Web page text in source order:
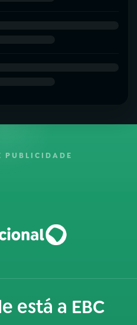
PUBLICIDADE
está a EBC